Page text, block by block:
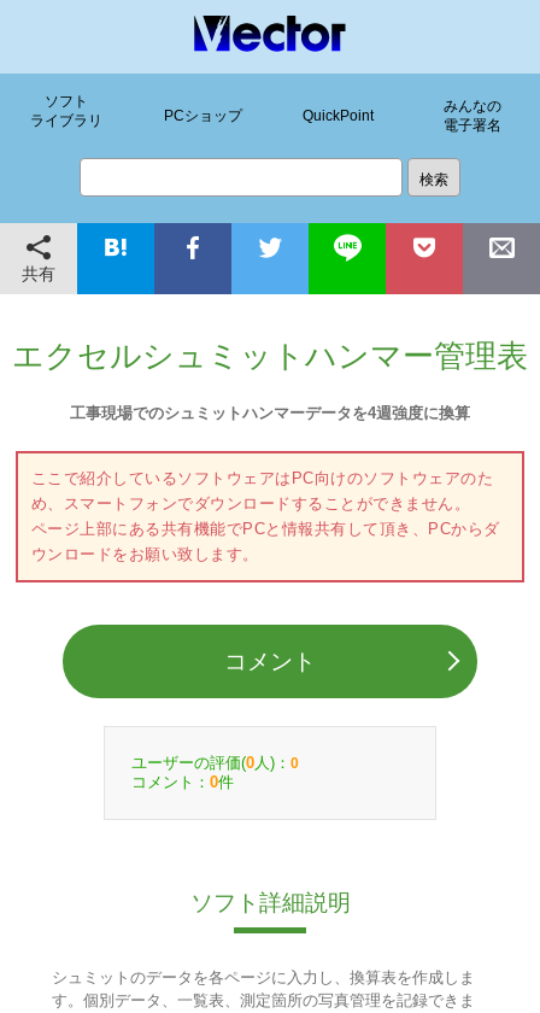
ソフト
ライブラリ
PCショップ QuickPoint
みんなの
電子署名
共有
エクセルシュミットハンマー管理表
工事現場でのシュミットハンマーデータを4週強度に換算
ここで紹介しているソフトウェアはPC向けのソフトウェアのた
め、スマートフォンでダウンロードすることができません。
ページ上部にある共有機能でPCと情報共有して頂き、PCからダ
ウンロードをお願い致します。
コメント
ユーザーの評価(0 人)： 0
コメント： 0件
ソフト詳細説明
シュミットのデータを各ページに入力し、換算表を作成しま
す。個別データ、一覧表、測定箇所の写真管理を記録できま